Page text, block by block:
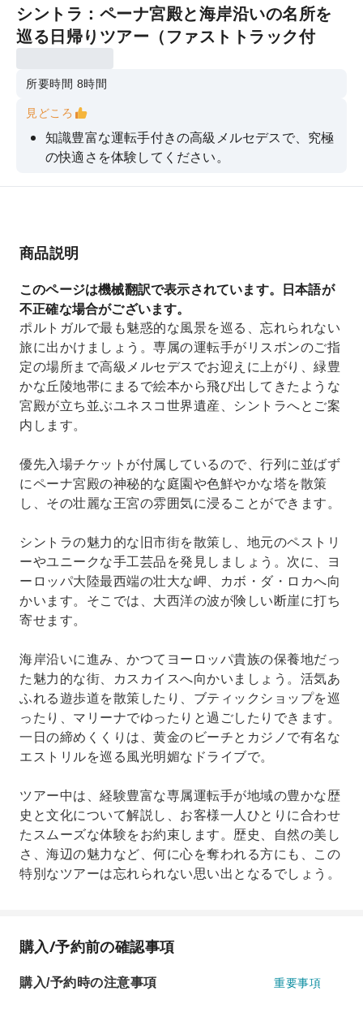
シントラ：ペーナ宮殿と海岸沿いの名所を
巡る日帰りツアー（ファストトラック付
所要時間 8時間
見どころ
知識豊富な運転手付きの高級メルセデスで、究極
の快適さを体験してください。
優先入場で、魅惑的なペーナ宮殿への行列をスキ
むような断崖絶壁に驚嘆しよう。
スとエストリルの魅力を発見
リスボンの5つ星ホテルが推奨する最高級のサー
ビスをお楽しみください。
商品説明
このページは機械翻訳で表示されています。日本語が
不正確な場合がございます。
ポルトガルで最も魅惑的な風景を巡る、忘れられない
旅に出かけましょう。専属の運転手がリスボンのご指
定の場所まで高級メルセデスでお迎えに上がり、緑豊
かな丘陵地帯にまるで絵本から飛び出してきたような
宮殿が立ち並ぶユネスコ世界遺産、シントラへとご案
内します。
優先入場チケットが付属しているので、行列に並ばず
にペーナ宮殿の神秘的な庭園や色鮮やかな塔を散策
し、その壮麗な王宮の雰囲気に浸ることができます。
シントラの魅力的な旧市街を散策し、地元のペストリ
ーやユニークな手工芸品を発見しましょう。次に、ヨ
ーロッパ大陸最西端の壮大な岬、カボ・ダ・ロカへ向
かいます。そこでは、大西洋の波が険しい断崖に打ち
寄せます。
海岸沿いに進み、かつてヨーロッパ貴族の保養地だっ
た魅力的な街、カスカイスへ向かいましょう。活気あ
ふれる遊歩道を散策したり、ブティックショップを巡
ったり、マリーナでゆったりと過ごしたりできます。
一日の締めくくりは、黄金のビーチとカジノで有名な
エストリルを巡る風光明媚なドライブで。
ツアー中は、経験豊富な専属運転手が地域の豊かな歴
史と文化について解説し、お客様一人ひとりに合わせ
たスムーズな体験をお約束します。歴史、自然の美し
さ、海辺の魅力など、何に心を奪われる方にも、この
特別なツアーは忘れられない思い出となるでしょう。
購入/予約前の確認事項
購入/予約時の注意事項 重要事項